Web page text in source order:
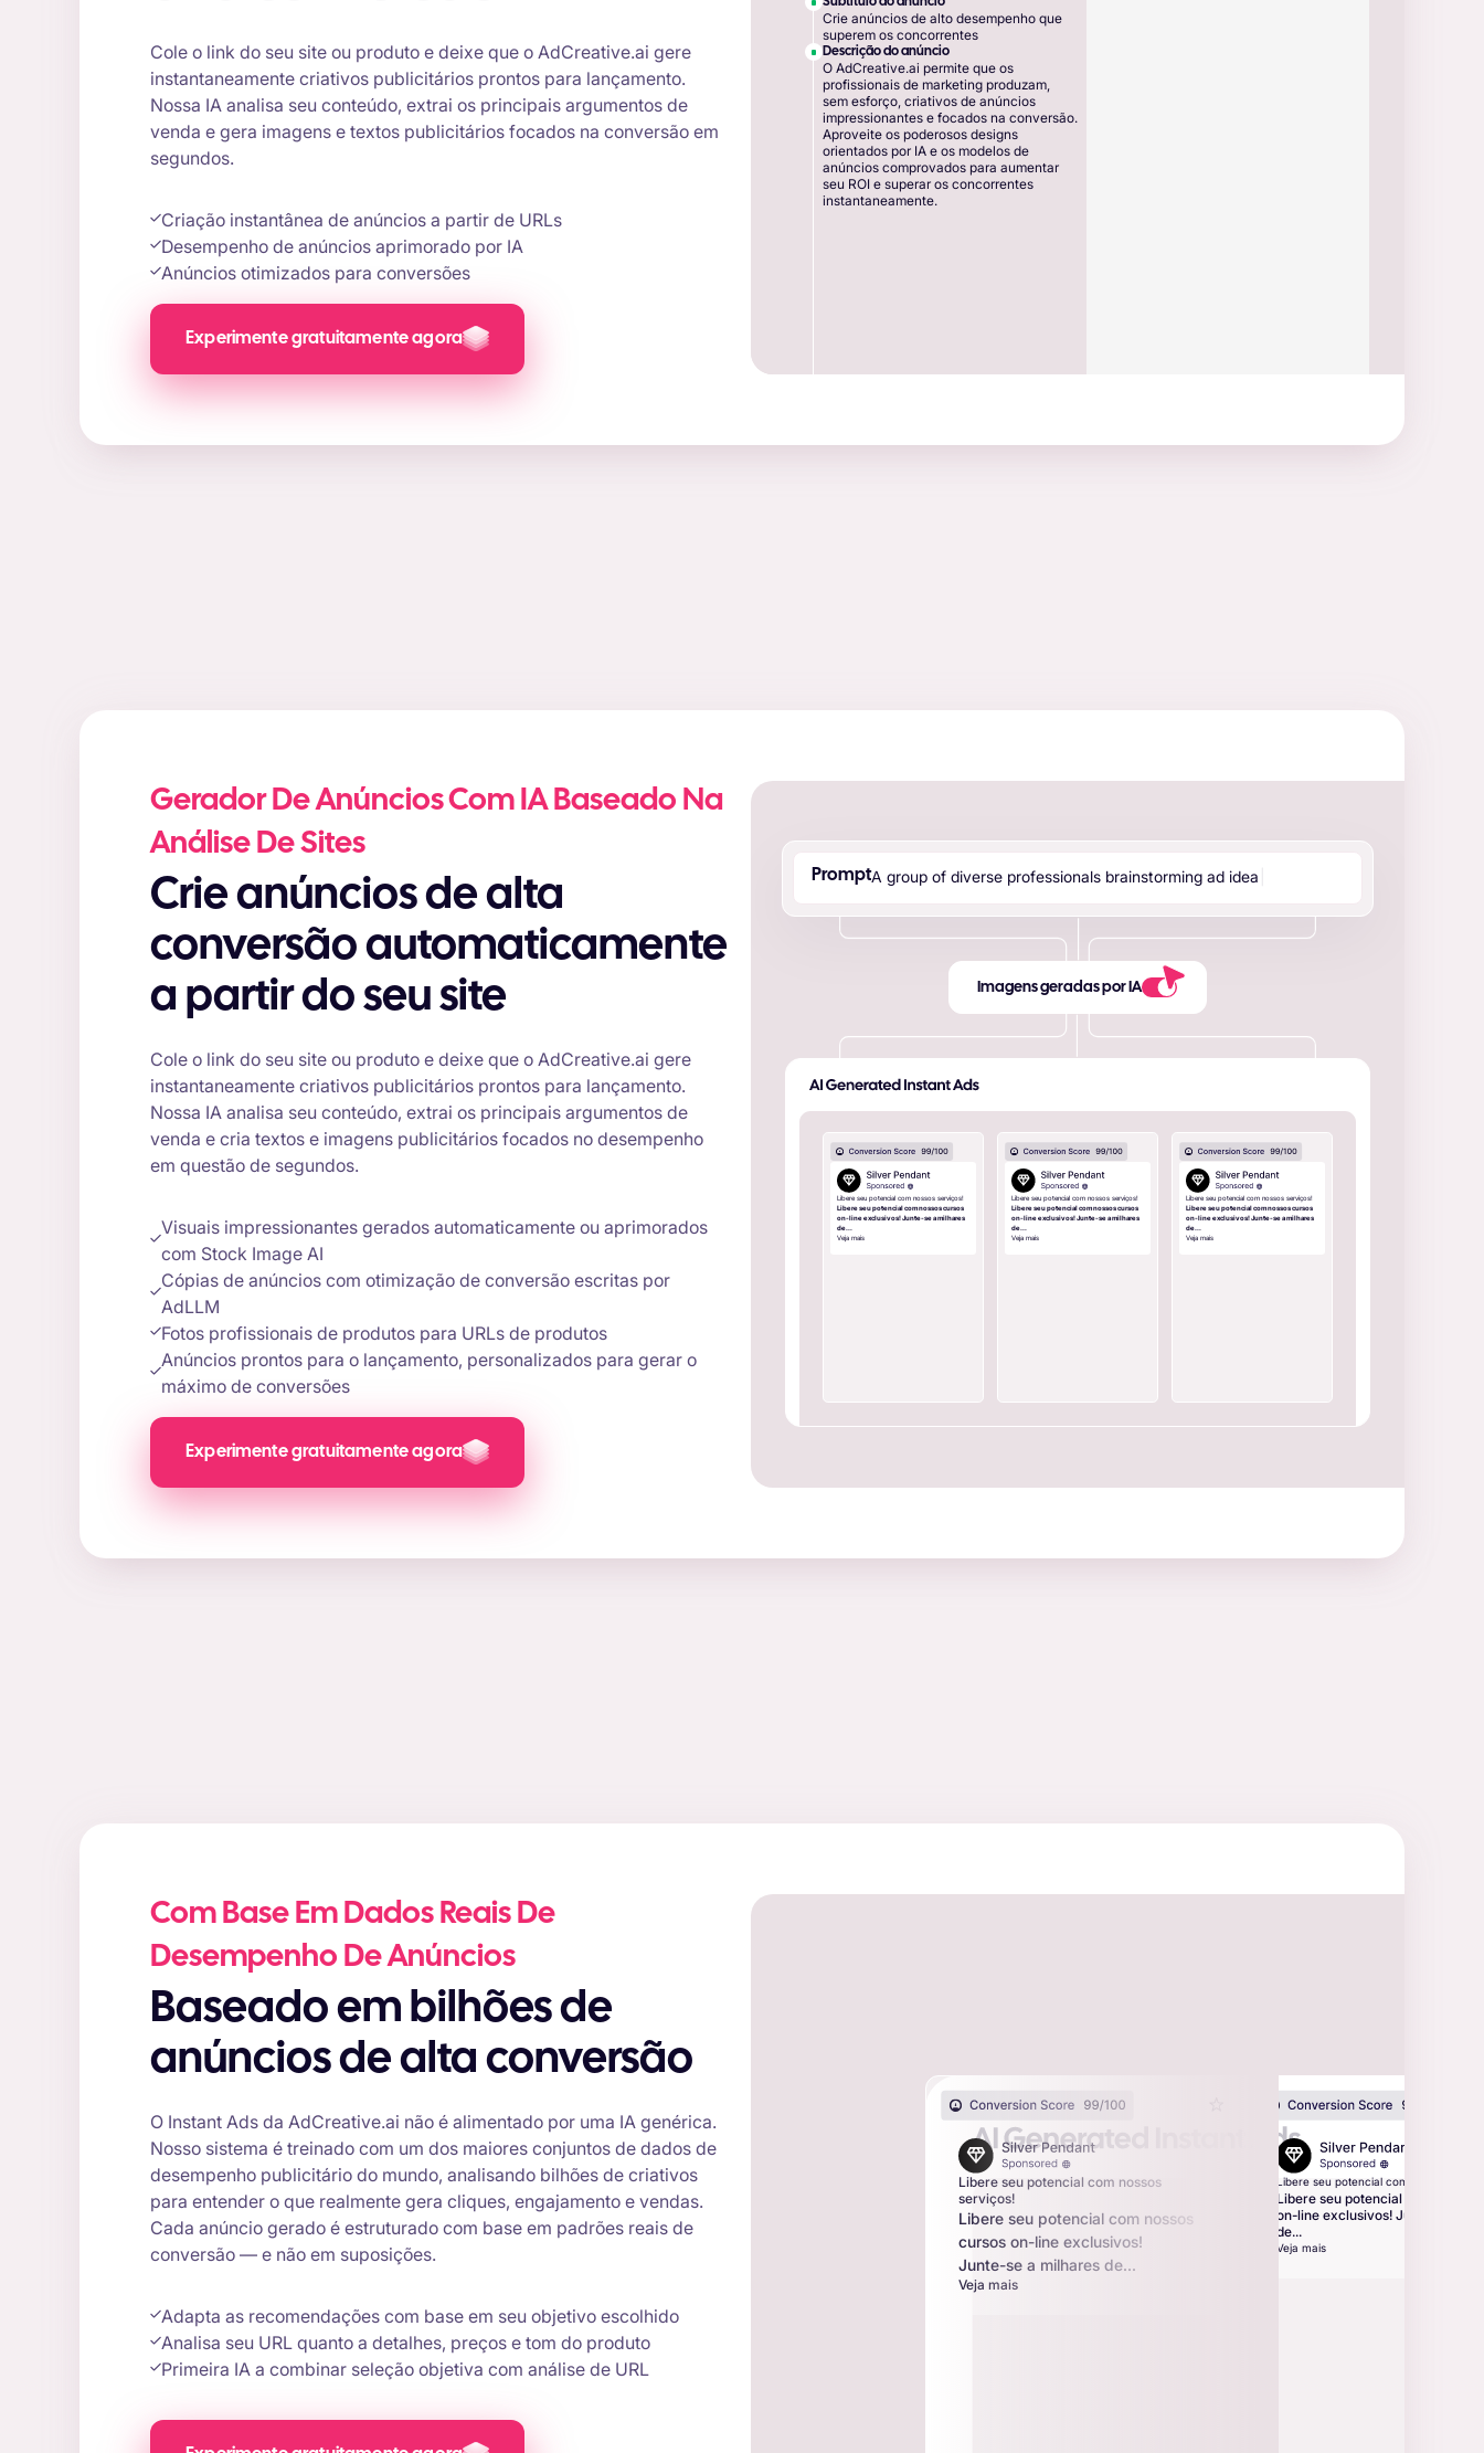
Cole o link do seu site ou produto e deixe que o AdCreative.ai gere
instantaneamente criativos publicitários prontos para lançamento.
Nossa IA analisa seu conteúdo, extrai os principais argumentos de
venda e gera imagens e textos publicitários focados na conversão em
segundos.
Criação instantânea de anúncios a partir de URLs
Desempenho de anúncios aprimorado por IA
Anúncios otimizados para conversões
Experimente gratuitamente agora
Crie anúncios de alto desempenho que
superem os concorrentes
Descrição do anúncio
O AdCreative.ai permite que os
profissionais de marketing produzam,
sem esforço, criativos de anúncios
impressionantes e focados na conversão.
Aproveite os poderosos designs
orientados por IA e os modelos de
anúncios comprovados para aumentar
seu ROI e superar os concorrentes
instantaneamente.
Gerador De Anúncios Com IA Baseado Na
Análise De Sites
Crie anúncios de alta
conversão automaticamente
a partir do seu site
Cole o link do seu site ou produto e deixe que o AdCreative.ai gere
instantaneamente criativos publicitários prontos para lançamento.
Nossa IA analisa seu conteúdo, extrai os principais argumentos de
venda e cria textos e imagens publicitários focados no desempenho
em questão de segundos.
Visuais impressionantes gerados automaticamente ou aprimorados
com Stock Image AI
Cópias de anúncios com otimização de conversão escritas por
AdLLM
Fotos profissionais de produtos para URLs de produtos
Anúncios prontos para o lançamento, personalizados para gerar o
máximo de conversões
Experimente gratuitamente agora
PromptA group of diverse professionals brainstorming ad idea
Imagens geradas por IA
Libere seu potencial com nossos serviços!
Libere seu potencial com nossos cursos
on-line exclusivos! Junte-se a milhares
de...
Veja mais
Libere seu potencial com nossos serviços!
Libere seu potencial com nossos cursos
on-line exclusivos! Junte-se a milhares
de...
Veja mais
Libere seu potencial com nossos serviços!
Libere seu potencial com nossos cursos
on-line exclusivos! Junte-se a milhares
de...
Veja mais
Com Base Em Dados Reais De
Desempenho De Anúncios
Baseado em bilhões de
anúncios de alta conversão
O Instant Ads da AdCreative.ai não é alimentado por uma IA genérica.
Nosso sistema é treinado com um dos maiores conjuntos de dados de
desempenho publicitário do mundo, analisando bilhões de criativos
para entender o que realmente gera cliques, engajamento e vendas.
Cada anúncio gerado é estruturado com base em padrões reais de
conversão — e não em suposições.
Adapta as recomendações com base em seu objetivo escolhido
Analisa seu URL quanto a detalhes, preços e tom do produto
Primeira IA a combinar seleção objetiva com análise de URL
Libere seu potencial com nossos
serviços!
Libere seu potencial com nossos
cursos on-line exclusivos!
Junte-se a milhares de...
Veja mais
Libere seu potencial com nossos
Libere seu potencial com nossos
on-line exclusivos! Junte-se a
de...
Veja mais